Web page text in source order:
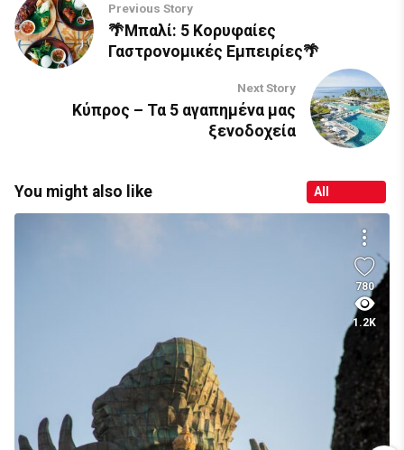
Previous Story
🌴Μπαλί: 5 Κορυφαίες
Γαστρονομικές Εμπειρίες🌴
Next Story
Κύπρος – Τα 5 αγαπημένα μας
ξενοδοχεία
You might also like All
780
1.2K